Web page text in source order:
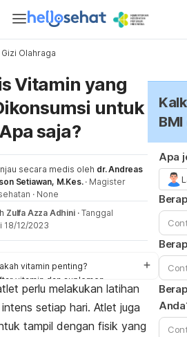
Gizi Olahraga
Vitamin yang
untuk
saja?
secara medis oleh dr. Andreas
Setiawan, M.Kes. · Magister
· None
Zulfa Azza Adhini · Tanggal
18/12/2023
vitamin penting?
vitamin dan suplemen
perlu melakukan latihan
setiap hari. Atlet juga
tampil dengan fisik yang
BMI
Apa